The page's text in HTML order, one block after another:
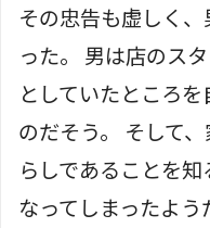
その忠告も虚しく
った。 男は店のス
としていたところ
のだそう。 そして
らしであることを
なってしまったよ